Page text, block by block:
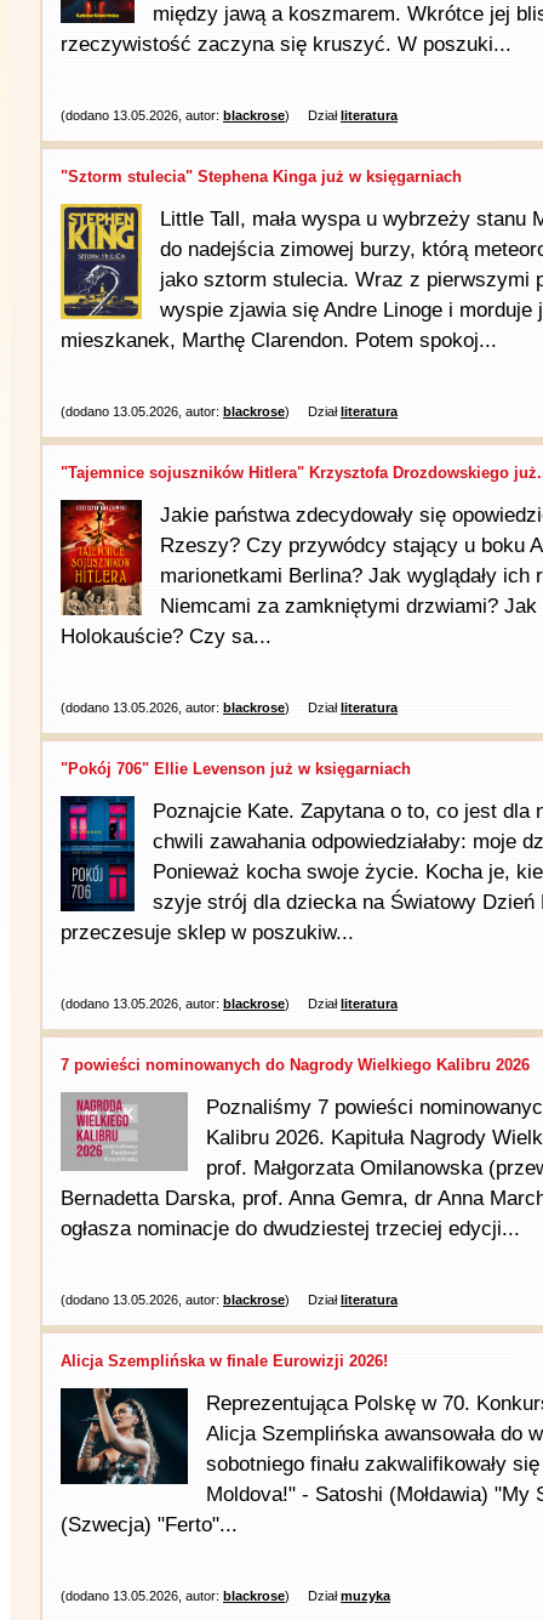
między jawą a koszmarem. Wkrótce jej
rzeczywistość zaczyna się kruszyć. W poszuki...
(dodano 13.05.2026, autor: blackrose) Działliteratura
"Sztorm stulecia" Stephena Kinga już w księgarniach
Little Tall, mała wyspa u wybrzeży stanu
do nadejścia zimowej burzy, którą
jako sztorm stulecia. Wraz z pierwszymi
wyspie zjawia się Andre Linoge i morduje
mieszkanek, Marthę Clarendon. Potem spokoj...
(dodano 13.05.2026, autor: blackrose) Działliteratura
"Tajemnice sojuszników Hitlera" Krzysztofa Drozdowskiego
Jakie państwa zdecydowały się
Rzeszy? Czy przywódcy stający u boku
marionetkami Berlina? Jak wyglądały
Niemcami za zamkniętymi drzwiami? Jak
Holokauście? Czy sa...
(dodano 13.05.2026, autor: blackrose) Działliteratura
"Pokój 706" Ellie Levenson już w księgarniach
Poznajcie Kate. Zapytana o to, co jest dla
chwili zawahania odpowiedziałaby: moje
Ponieważ kocha swoje życie. Kocha je,
szyje strój dla dziecka na Światowy
przeczesuje sklep w poszukiw...
(dodano 13.05.2026, autor: blackrose) Działliteratura
7 powieści nominowanych do Nagrody Wielkiego Kalibru 2026
Poznaliśmy 7 powieści
Kalibru 2026. Kapituła Nagrody
prof. Małgorzata Omilanowska
Bernadetta Darska, prof. Anna Gemra, dr Anna
ogłasza nominacje do dwudziestej trzeciej edycji...
(dodano 13.05.2026, autor: blackrose) Działliteratura
Alicja Szemplińska w finale Eurowizji 2026!
Reprezentująca Polskę w 70.
Alicja Szemplińska awansowała do
sobotniego finału zakwalifikowały
Moldova!" - Satoshi (Mołdawia) "My
(Szwecja) "Ferto"...
(dodano 13.05.2026, autor: blackrose) Działmuzyka